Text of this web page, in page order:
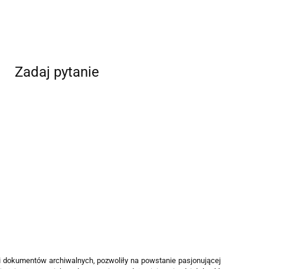
Zadaj pytanie
archiwalnych, pozwoliły na powstanie pasjonującej